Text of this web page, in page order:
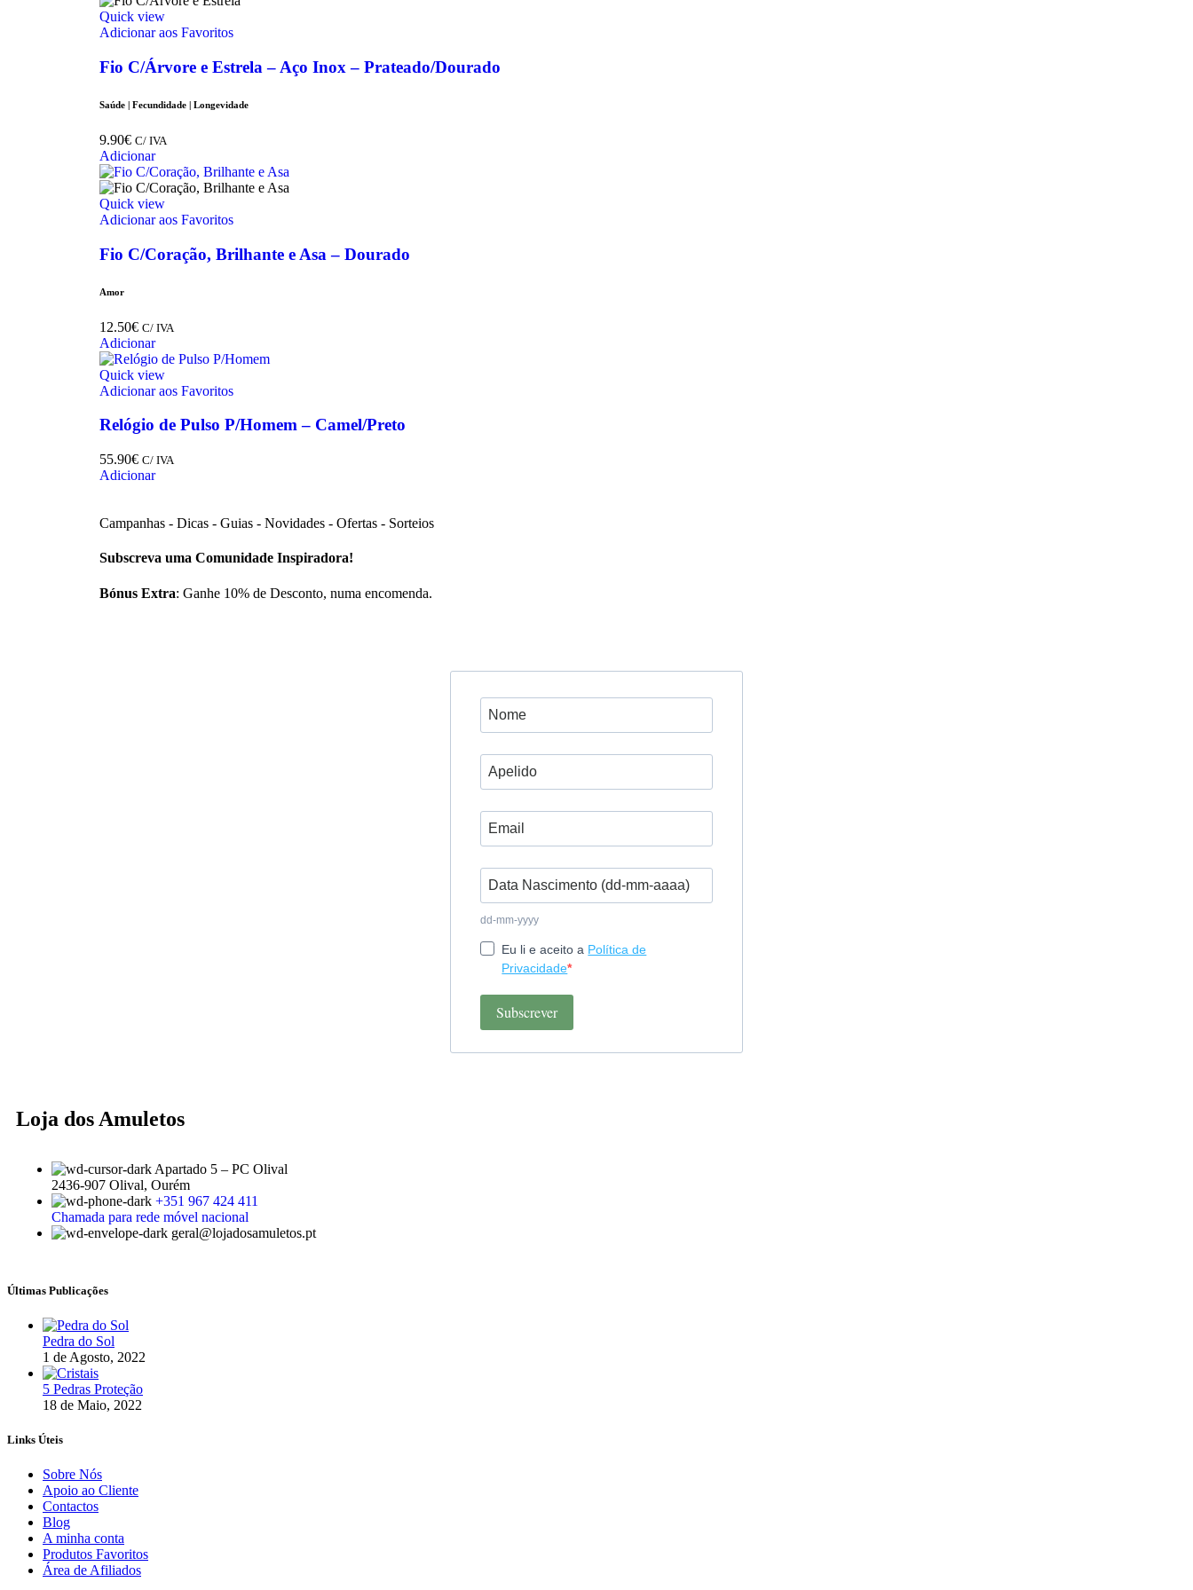
Quick view
Adicionar aos Favoritos
Fio C/Árvore e Estrela – Aço Inox – Prateado/Dourado
Saúde | Fecundidade | Longevidade
9.90€ C/ IVA
Adicionar
Quick view
Adicionar aos Favoritos
Fio C/Coração, Brilhante e Asa – Dourado
Amor
12.50€ C/ IVA
Adicionar
Quick view
Adicionar aos Favoritos
Relógio de Pulso P/Homem – Camel/Preto
55.90€ C/ IVA
Adicionar
Campanhas - Dicas - Guias - Novidades - Ofertas - Sorteios
Subscreva uma Comunidade Inspiradora!
Bónus Extra: Ganhe 10% de Desconto, numa encomenda.
dd-mm-yyyy
Eu li e aceito a Política de
Privacidade
Subscrever
Loja dos Amuletos
Apartado 5 – PC Olival
2436-907 Olival, Ourém
+351 967 424 411
Chamada para rede móvel nacional
geral@lojadosamuletos.pt
Últimas Publicações
Pedra do Sol
1 de Agosto, 2022
5 Pedras Proteção
18 de Maio, 2022
Links Úteis
Sobre Nós
Apoio ao Cliente
Contactos
Blog
A minha conta
Produtos Favoritos
Área de Afiliados